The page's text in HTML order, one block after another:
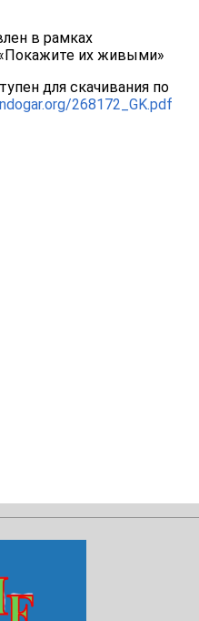
в рамках
их живыми»
для скачивания по
268172_GK.pdf